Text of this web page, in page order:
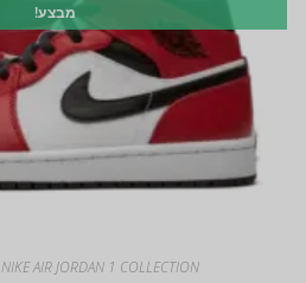
מבצע!
NIKE AIR JORDAN 1 COLLECTION